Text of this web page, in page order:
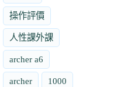
操作評價
人性課外課
archer a6
archer 1000